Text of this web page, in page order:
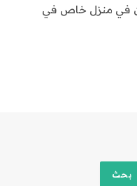
كودي جون في منزل خاص في